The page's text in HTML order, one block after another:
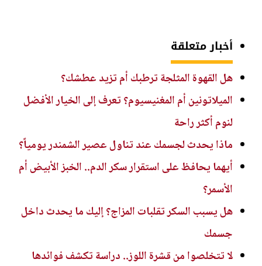
أخبار متعلقة
هل القهوة المثلجة ترطبك أم تزيد عطشك؟
الميلاتونين أم المغنيسيوم؟ تعرف إلى الخيار الأفضل
لنوم أكثر راحة
ماذا يحدث لجسمك عند تناول عصير الشمندر يومياً؟
أيهما يحافظ على استقرار سكر الدم.. الخبز الأبيض أم
الأسمر؟
هل يسبب السكر تقلبات المزاج؟ إليك ما يحدث داخل
جسمك
لا تتخلصوا من قشرة اللوز.. دراسة تكشف فوائدها